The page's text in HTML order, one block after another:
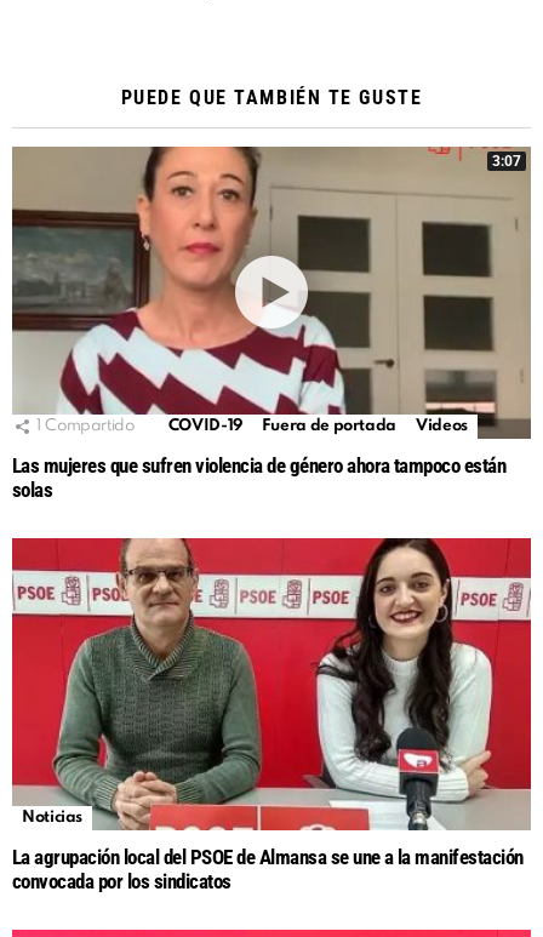
PUEDE QUE TAMBIÉN TE GUSTE
3:07
Compartido COVID-19 Fuera de portada Videos
Las mujeres que sufren violencia de género ahora tampoco están
solas
Noticias
La agrupación local del PSOE de Almansa se une a la manifestación
convocada por los sindicatos